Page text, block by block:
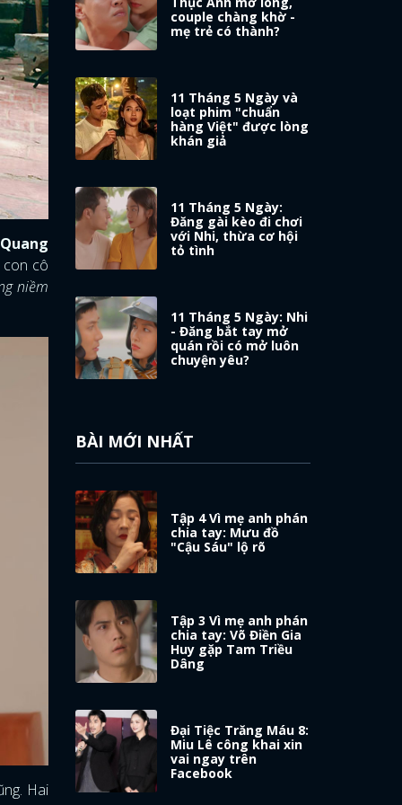
con cô
niềm
Hai
couple chàng khờ -
mẹ trẻ có thành?
11 Tháng 5 Ngày và
loạt phim "chuẩn
hàng Việt" được lòng
khán giả
11 Tháng 5 Ngày:
Đăng gài kèo đi chơi
với Nhi, thừa cơ hội
tỏ tình
11 Tháng 5 Ngày: Nhi
- Đăng bắt tay mở
quán rồi có mở luôn
chuyện yêu?
BÀI MỚI NHẤT
Tập 4 Vì mẹ anh phán
chia tay: Mưu đồ
"Cậu Sáu" lộ rõ
Tập 3 Vì mẹ anh phán
chia tay: Võ Điền Gia
Huy gặp Tam Triều
Dâng
Đại Tiệc Trăng Máu 8:
Miu Lê công khai xin
vai ngay trên
Facebook